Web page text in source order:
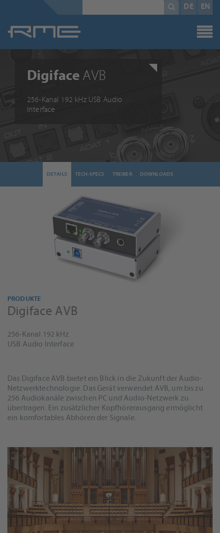
DE EN
Digiface AVB
256-Kanal 192 kHz USB Audio
Interface
DETAILS TECH-SPECS TREIBER DOWNLOADS
PRODUKTE
Digiface AVB
256-Kanal 192 kHz
USB Audio Interface
Das Digiface AVB bietet ein Blick in die Zukunft der Audio-
Netzwerktechnologie. Das Gerät verwendet AVB, um bis zu
256 Audiokanäle zwischen PC und Audio-Netzwerk zu
übertragen. Ein zusätzlicher Kopfhörerausgang ermöglicht
ein komfortables Abhören der Signale.